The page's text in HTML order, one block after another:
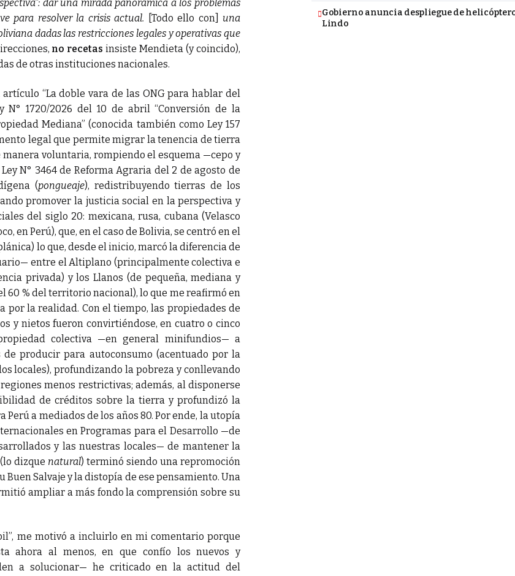
dar una mirada panorámica a los problemas
para resolver la crisis actual. [Todo ello con]una
dadas las restricciones legales y operativas que
no recetas insiste Mendieta (y coincido),
de otras instituciones nacionales.
“La doble vara de las ONG para hablar del
1720/2026 del 10 de abril “Conversión de la
Mediana” (conocida también como Ley 157
legal que permite migrar la tenencia de tierra
manera voluntaria, rompiendo el esquema —cepo y
N° 3464 de Reforma Agraria del 2 de agosto de
(pongueaje), redistribuyendo tierras de los
promover la justicia social en la perspectiva y
del siglo 20: mexicana, rusa, cubana (Velasco
en Perú), que, en el caso de Bolivia, se centró en el
lo que, desde el inicio, marcó la diferencia de
entre el Altiplano (principalmente colectiva e
privada) y los Llanos (de pequeña, mediana y
% del territorio nacional), lo que me reafirmó en
por la realidad. Con el tiempo, las propiedades de
y nietos fueron convirtiéndose, en cuatro o cinco
colectiva —en general minifundios— a
producir para autoconsumo (acentuado por la
locales), profundizando la pobreza y conllevando
menos restrictivas; además, al disponerse
de créditos sobre la tierra y profundizó la
a mediados de los años 80. Por ende, la utopía
en Programas para el Desarrollo —de
y las nuestras locales— de mantener la
dizque natural) terminó siendo una repromoción
Salvaje y la distopía de ese pensamiento. Una
ampliar a más fondo la comprensión sobre su
me motivó a incluirlo en mi comentario porque
ahora al menos, en que confío los nuevos y
a solucionar— he criticado en la actitud del
Gobierno anuncia despliegue de
Lindo